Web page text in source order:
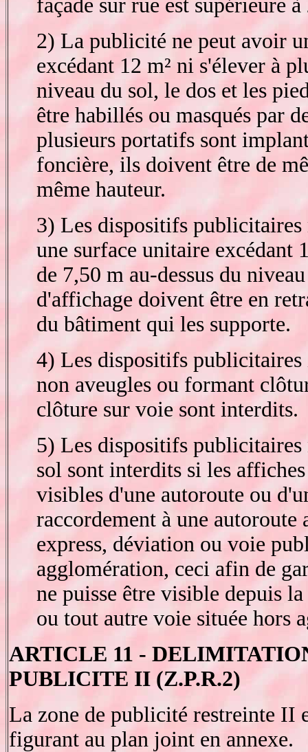
façade sur rue est supérieure
2) La publicité ne peut avoir
excédant 12 m² ni s'élever à
niveau du sol, le dos et les
être habillés ou masqués par
plusieurs portatifs sont
foncière, ils doivent être de
même hauteur.
3) Les dispositifs
une surface unitaire excédant
de 7,50 m au-dessus du
d'affichage doivent être en
du bâtiment qui les supporte.
4) Les dispositifs publicitaires
non aveugles ou formant
clôture sur voie sont interdits.
5) Les dispositifs
sol sont interdits si les
visibles d'une autoroute ou
raccordement à une autoroute
express, déviation ou voie
agglomération, ceci afin de
ne puisse être visible depuis
ou tout autre voie située hors
ARTICLE 11 -
PUBLICITE II (Z.P.R.2)
La zone de publicité restreinte II
figurant au plan joint en annexe.